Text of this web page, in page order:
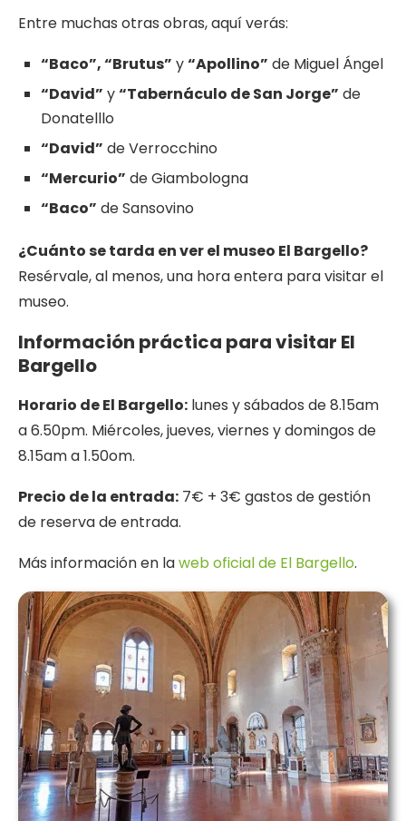
Entre muchas otras obras, aquí verás:
“Baco”, “Brutus” y“Apollino” de Miguel Ángel
“David” y“Tabernáculo de San Jorge” de
Donatelllo
“David” de Verrocchino
“Mercurio” de Giambologna
“Baco” de Sansovino
¿Cuántose tarda en ver el museo El Bargello?
Resérvale, al menos, una hora entera para visitar el
museo.
Información práctica para visitar El
Bargello
Horario de El Bargello: lunes y sábados de 8.15am
a 6.50pm. Miércoles, jueves, viernes y domingos de
8.15am a 1.50om.
Precio de la entrada: 7€ + 3€ gastos de gestión
de reserva de entrada.
Más información en laweb oficial de El Bargello.